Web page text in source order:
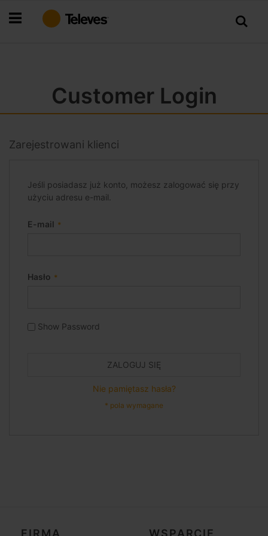
do
Customer Login
Zarejestrowani klienci
Jeśli posiadasz już konto, możesz zalogować się przy
użyciu adresu e-mail.
E-mail
Hasło
Show Password
ZALOGUJ SIĘ
Nie pamiętasz hasła?